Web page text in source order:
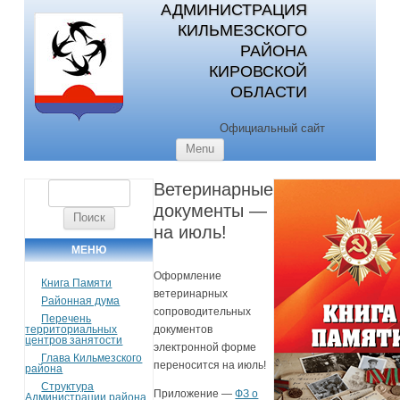
АДМИНИСТРАЦИЯ
КИЛЬМЕЗСКОГО
РАЙОНА
КИРОВСКОЙ
ОБЛАСТИ
Официальный сайт
Menu
МЕНЮ
Книга Памяти
Районная дума
Перечень
территориальных
центров занятости
Глава Кильмезского
района
Структура
Администрации района
Ветеринарные
документы —
на июль!
Оформление
ветеринарных
сопроводительных
документов
электронной форме
переносится на июль!
Приложение —ФЗ о